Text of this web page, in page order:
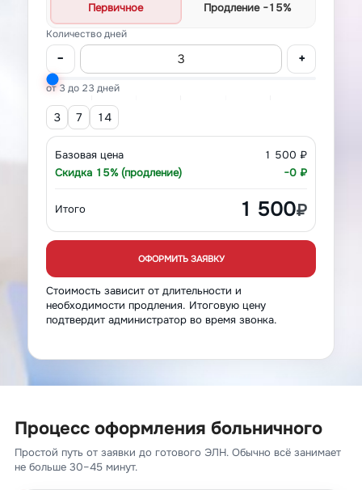
Первичное Продление −15%
Количество дней
− +
от 3 до 23 дней
3 7 14
Базовая цена
1 500 ₽
Скидка 15% (продление)
−0 ₽
Итого 1 500₽
ОФОРМИТЬ ЗАЯВКУ
Стоимость зависит от длительности и
необходимости продления. Итоговую цену
подтвердит администратор во время звонка.
Процесс оформления больничного
Простой путь от заявки до готового ЭЛН. Обычно всё занимает
не больше 30–45 минут.